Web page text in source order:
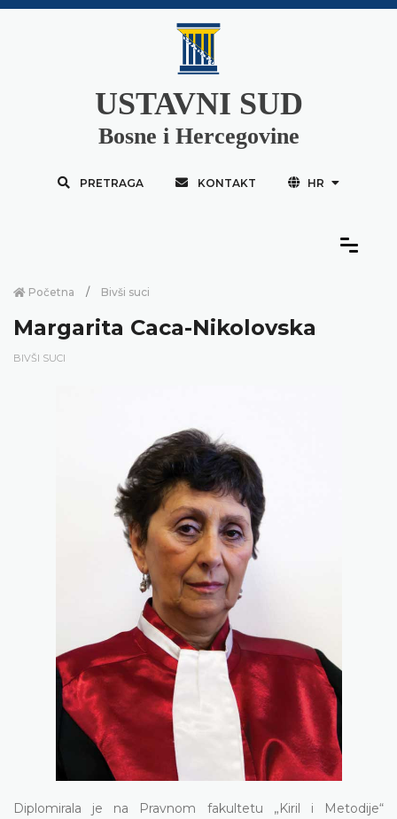
USTAVNI SUD
Bosne i Hercegovine
PRETRAGA KONTAKT HR
Početna Bivši suci
Margarita Caca-Nikolovska
BIVŠI SUCI
Diplomirala je na Pravnom fakultetu „Kiril i Metodije“